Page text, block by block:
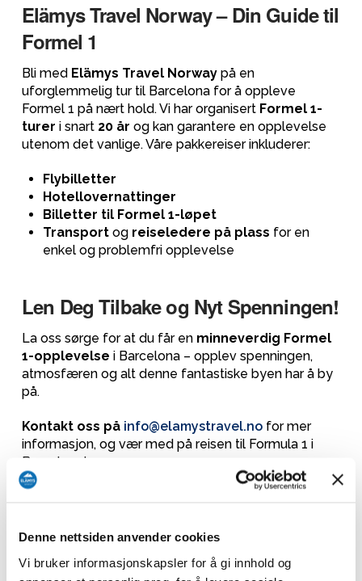
Denne nettsiden anvender cookies
Vi bruker informasjonskapsler for å gi innhold og
Elämys Travel Norway – Din Guide til
Formel 1
Bli med Elämys Travel Norwaypå en
uforglemmelig tur til Barcelona for å oppleve
Formel 1 på nært hold. Vi har organisert Formel 1-
turer i snart 20 år og kan garantere en opplevelse
utenom det vanlige. Våre pakkereiser inkluderer:
Flybilletter
Hotellovernattinger
Billetter til Formel 1-løpet
Transport og reiseledere på plass for en
enkel og problemfri opplevelse
Len Deg Tilbake og Nyt Spenningen!
La oss sørge for at du får en minneverdig Formel
1-opplevelse i Barcelona – opplev spenningen,
atmosfæren og alt denne fantastiske byen har å by
på.
Kontakt oss på info@elamystravel.nofor mer
informasjon, og vær med på reisen til Formula 1 i
Barcelona!